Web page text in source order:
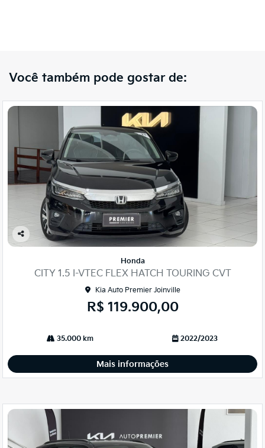
Você também pode gostar de:
Co
Honda
CITY 1.5 I-VTEC FLEX HATCH TOURING CVT
Kia Auto Premier Joinville
R$ 119.900,00
35.000 km 2022/2023
Mais informações